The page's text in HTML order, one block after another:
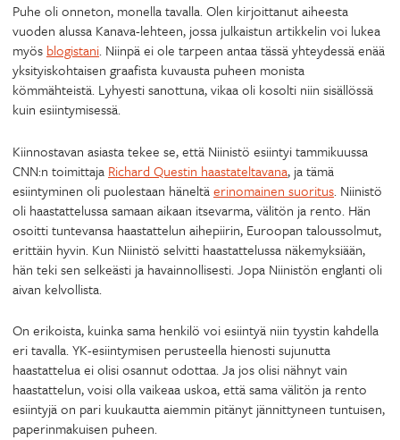
Puhe oli onneton, monella tavalla. Olen kirjoittanut aiheesta
vuoden alussa Kanava-lehteen, jossa julkaistun artikkelin voi lukea
myös blogistani. Niinpä ei ole tarpeen antaa tässä yhteydessä enää
yksityiskohtaisen graafista kuvausta puheen monista
kömmähteistä. Lyhyesti sanottuna, vikaa oli kosolti niin sisällössä
kuin esiintymisessä.
Kiinnostavan asiasta tekee se, että Niinistö esiintyi tammikuussa
CNN:n toimittaja Richard Questin haastateltavana, ja tämä
esiintyminen oli puolestaan häneltäerinomainen suoritus. Niinistö
oli haastattelussa samaan aikaan itsevarma, välitön ja rento. Hän
osoitti tuntevansa haastattelun aihepiirin, Euroopan taloussolmut,
erittäin hyvin. Kun Niinistö selvitti haastattelussa näkemyksiään,
hän teki sen selkeästi ja havainnollisesti. Jopa Niinistön englanti oli
aivan kelvollista.
On erikoista, kuinka sama henkilö voi esiintyä niin tyystin kahdella
eri tavalla. YK-esiintymisen perusteella hienosti sujunutta
haastattelua ei olisi osannut odottaa. Ja jos olisi nähnyt vain
haastattelun, voisi olla vaikeaa uskoa, että sama välitön ja rento
esiintyjä on pari kuukautta aiemmin pitänyt jännittyneen tuntuisen,
paperinmakuisen puheen.